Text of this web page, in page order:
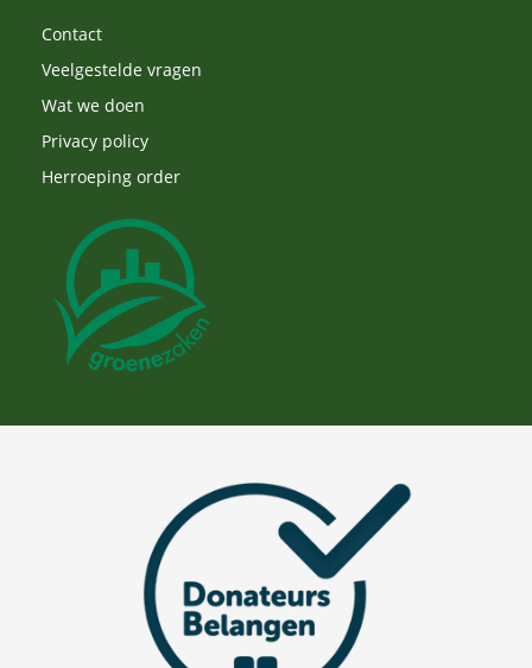
Contact
Veelgestelde vragen
Wat we doen
Privacy policy
Herroeping order